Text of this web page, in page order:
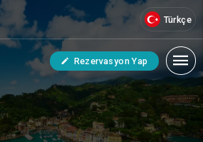
Türkçe
Rezervasyon Yap